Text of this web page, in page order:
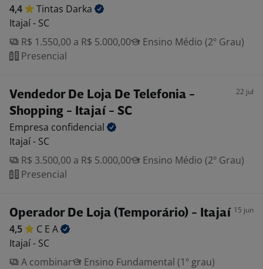
4,4 Tintas Darka
Itajaí - SC
R$ 1.550,00 a R$ 5.000,00
Ensino Médio (2º Grau)
Presencial
Vendedor De Loja De Telefonia -
Shopping - Itajaí - SC
22 jul
Empresa confidencial
Itajaí - SC
R$ 3.500,00 a R$ 5.000,00
Ensino Médio (2º Grau)
Presencial
Operador De Loja (Temporário) - Itajaí 15 jun
4,5 C E A
Itajaí - SC
A combinar
Ensino Fundamental (1º grau)